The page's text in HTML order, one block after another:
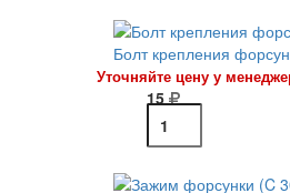
Болт крепления
Уточняйте цену у
15